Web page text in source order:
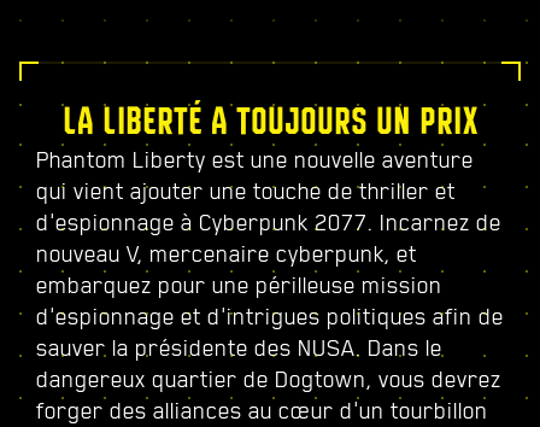
LA LIBERTÉ A TOUJOURS UN PRIX
Phantom Liberty est une nouvelle aventure
qui vient ajouter une touche de thriller et
d'espionnage à Cyberpunk 2077. Incarnez de
nouveau V, mercenaire cyberpunk, et
embarquez pour une périlleuse mission
d'espionnage et d'intrigues politiques afin de
sauver la présidente des NUSA. Dans le
dangereux quartier de Dogtown, vous devrez
forger des alliances au cœur d'un tourbillon